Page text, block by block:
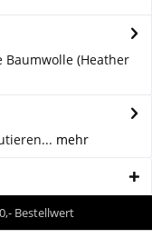
Baumwolle (Heather
mehr
Bestellwert